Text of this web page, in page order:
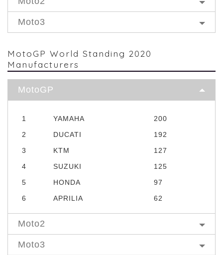
Moto3
MotoGP World Standing 2020
Manufacturers
MotoGP
1 YAMAHA
200
2
DUCATI
192
3
KTM
127
4
SUZUKI
125
5
HONDA
97
6
APRILIA 62
Moto2
Moto3